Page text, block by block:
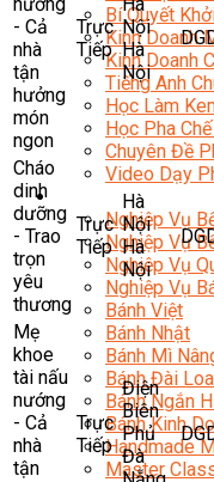
Bí Quyết
Kinh Doanh
Kinh Doanh
Tiếng Anh
Học Làm
Học Pha
Chuyên Đề
Video Dạy
Làm Bánh
Nghiệp Vụ
Nghiệp Vụ
Nghiệp Vụ
Nghiệp Vụ
Bánh Việt
Bánh Nhật
Bánh Mì
Bánh Đài
Bánh Ngắn
Bánh Kinh
Handmade
Master
- Cả
nhà
tận
hưởng
món
ngon
Trực
Tiếp
Nội
Hà
Nội
Cháo
dinh
dưỡng
- Trao
trọn
yêu
thương
Trực
Tiếp
Hà
Nội
Hà
Nội
Mẹ
khoe
tài nấu
nướng
- Cả
nhà
tận
Trực
Tiếp
Điện
Biên
Phủ
Đà